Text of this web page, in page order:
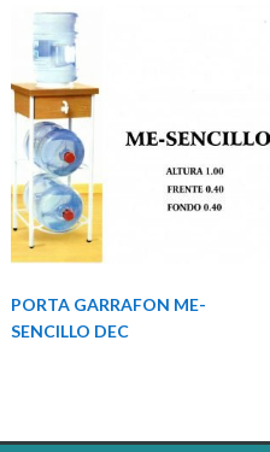
PORTA GARRAFON ME-
SENCILLO DEC